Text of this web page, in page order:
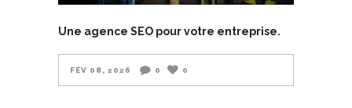
Une agence SEO pour votre entreprise.
FÉV 08, 2026 0 0